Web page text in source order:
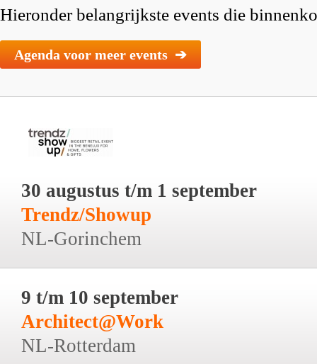
Hieronder belangrijkste events die
Agenda voor meer events ➔
30 augustus t/m 1 september
Trendz/Showup
NL-Gorinchem
9 t/m 10 september
Architect@Work
NL-Rotterdam